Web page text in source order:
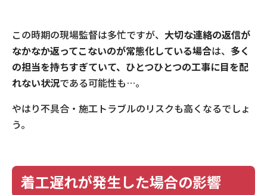
この時期の現場監督は多忙ですが、 大切な連絡の返信が
なかなか返ってこないのが常態化している場合は、 多く
の担当を持ちすぎていて、ひとつひとつの工事に目を配
れない状況である可能性も…。
やはり不具合・施工トラブルのリスクも高くなるでしょ
う。
着工遅れが発生した場合の影響